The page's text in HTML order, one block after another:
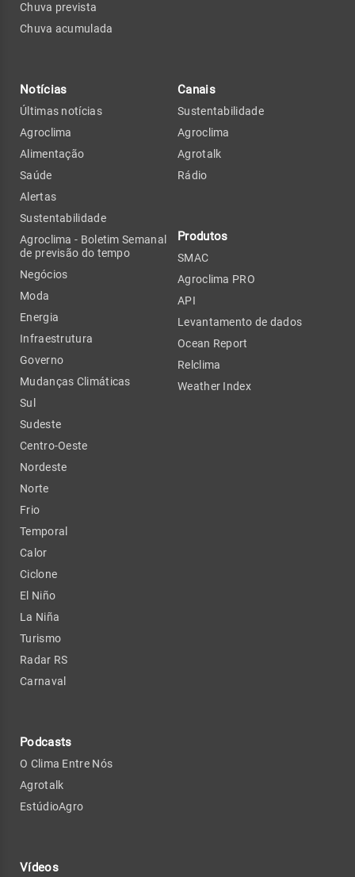
Chuva prevista
Chuva acumulada
Notícias
Últimas notícias
Agroclima
Alimentação
Saúde
Alertas
Sustentabilidade
Agroclima - Boletim Semanal
de previsão do tempo
Negócios
Moda
Energia
Infraestrutura
Governo
Mudanças Climáticas
Sul
Sudeste
Centro-Oeste
Nordeste
Norte
Frio
Temporal
Calor
Ciclone
El Niño
La Niña
Turismo
Radar RS
Carnaval
Podcasts
O Clima Entre Nós
Agrotalk
EstúdioAgro
Vídeos
Canais
Sustentabilidade
Agroclima
Agrotalk
Rádio
Produtos
SMAC
Agroclima PRO
API
Levantamento de dados
Ocean Report
Relclima
Weather Index